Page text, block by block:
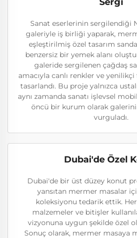
Sanat eserlerinin sergilendiği
galeriyle iş birliği yaparak,
eşleştirilmiş özel tasarım
benzersiz bir yemek alanı
galeride sergilenen çağdaş
amacıyla canlı renkler ve
tasarlandı. Bu proje yalnızca
aynı zamanda sanatı işlevsel
öncü bir kurum olarak
vurguladı.
Dubai'de Özel
Dubai'de bir üst düzey konut
yansıtan mermer masalar
koleksiyonu tedarik ettik.
malzemeler ve bitişler
vizyonuna uygun şekilde özel
Sonuç olarak, mermer masaya